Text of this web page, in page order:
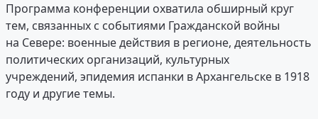
Программа конференции охватила обширный круг
тем, связанных с событиями Гражданской войны
на Севере: военные действия в регионе, деятельность
политических организаций, культурных
учреждений, эпидемия испанки в Архангельске в 1918
году и другие темы.